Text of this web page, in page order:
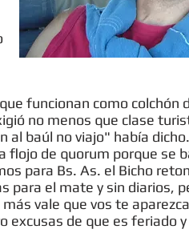
funcionan como colchón
no menos que clase
al baúl no viajo" había
de quorum porque se
para Bs. As. el Bicho
para el mate y sin diarios,
vale que vos te
excusas de que es feriado